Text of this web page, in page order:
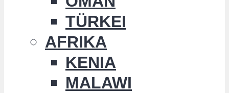
TÜRKEI
AFRIKA
KENIA
MALAWI